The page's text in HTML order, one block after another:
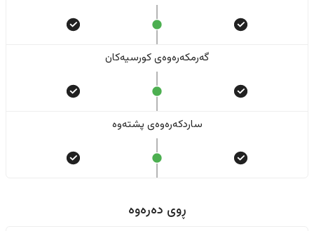
گەرمکەرەوەی کورسیەکان
ساردکەرەوەی پشتەوە
ڕوی دەرەوە